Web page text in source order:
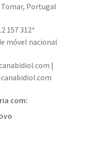
Tomar, Portugal
157 312*
móvel nacional
|
com: